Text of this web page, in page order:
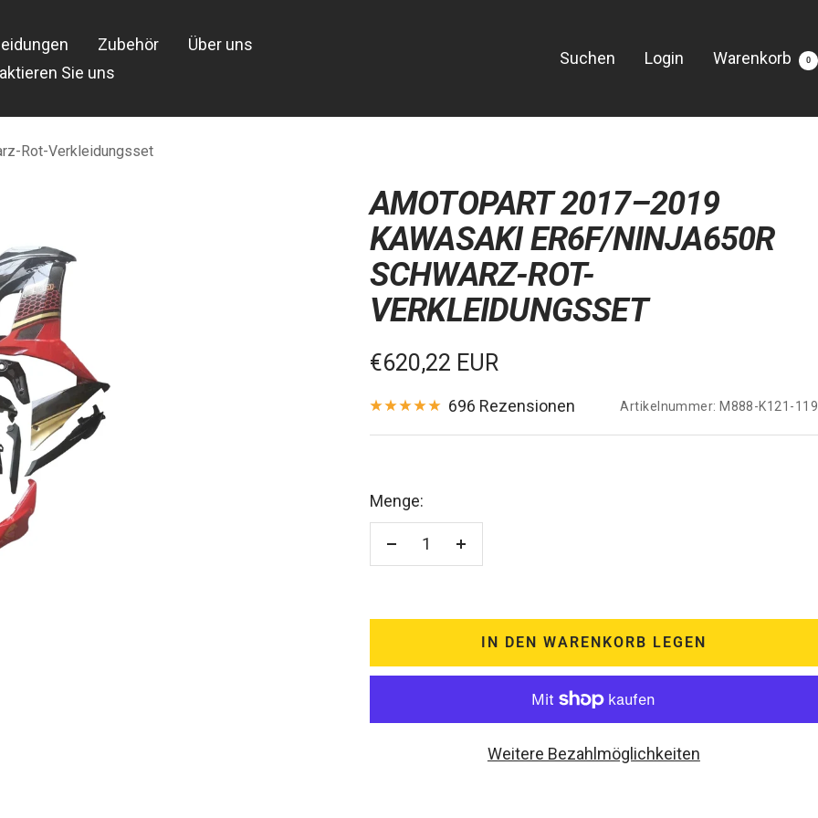
Zubehör
Über uns
Sie uns
Suchen Login Warenkorb 0
Rot-Verkleidungsset
AMOTOPART 2017–2019
KAWASAKI ER6F/NINJA650R
SCHWARZ-ROT-
VERKLEIDUNGSSET
Verkaufspreis
€620,22 EUR
696 Rezensionen Artikelnummer:M888-K121-119
Menge:
IN DEN WARENKORB LEGEN
Weitere Bezahlmöglichkeiten